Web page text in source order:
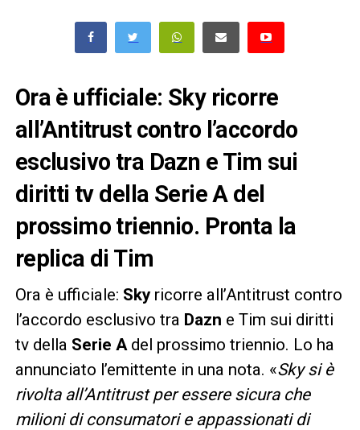
Ora è ufficiale: Sky ricorre
all’Antitrust contro l’accordo
esclusivo tra Dazn e Tim sui
diritti tv della Serie A del
prossimo triennio. Pronta la
replica di Tim
Ora è ufficiale: Skyricorre all’Antitrust contro
l’accordo esclusivo tra Dazn e Tim sui diritti
tv della Serie Adel prossimo triennio. Lo ha
annunciato l’emittente in una nota. «Sky si è
rivolta all’Antitrust per essere sicura che
milioni di consumatori e appassionati di